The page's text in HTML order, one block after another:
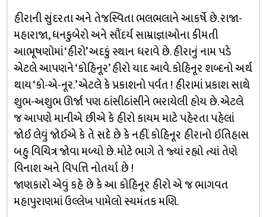
હીરાની સુંદરતા અને તેજસ્વિતા ભલભલાને આકર્ષે છે. રાજા-
મહારાજા, ધનકુબેરો અને સૌંદર્ય સામ્રાજ્ઞાઓના કીમતી
આભૂષણોમાં ‘હીરો’ અદકું સ્થાન ધરાવે છે. હીરાનું નામ પડે
એટલે આપણને ‘કોહિનૂર’ હીરો યાદ આવે. કોહિનૂર શબ્દનો અર્થ
થાય ‘કો-એ-નૂર.’ એટલે કે પ્રકાશનો પર્વત ! હીરામાં પ્રકાશ સાથે
શુભ-અશુભ ઊર્જા પણ ઠાંસીઠાંસીને ભરાયેલી હોય છે. એટલે
જ આપણે માનીએ છીએ કે હીરો કાયમ માટે પહેરતા પહેલાં
જોઈ લેવું જોઈએ કે તે સદે છે કે નહીં. કોહિનૂર હીરાનો ઈતિહાસ
બહુ વિચિત્ર જોવા મળ્યો છે. મોટે ભાગે તે જ્યાં રહ્યો ત્યાં તેણે
વિનાશ અને વિપત્તિ નોતર્યા છે !
જાણકારો એવું કહે છે કે આ કોહિનૂર હીરો એ જ ભાગવત
મહાપુરાણમાં ઉલ્લેખ પામેલો સ્યમંતક મણિ.